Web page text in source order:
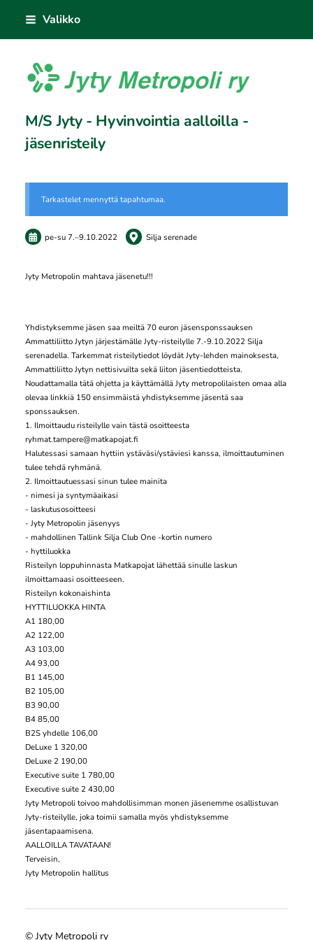
sisältöön
Valikko
Jyty Metropoli ry
M/S Jyty - Hyvinvointia aalloilla -
jäsenristeily
Tarkastelet mennyttä tapahtumaa.
pe-su7.–9.10.2022 Silja serenade
Jyty Metropolin mahtava jäsenetu!!!
Yhdistyksemme jäsen saa meiltä 70 euron jäsensponssauksen
Ammattiliitto Jytyn järjestämälle Jyty-risteilylle 7.-9.10.2022 Silja
serenadella. Tarkemmat risteilytiedot löydät Jyty-lehden mainoksesta,
Ammattiliitto Jytyn nettisivuilta sekä liiton jäsentiedotteista.
Noudattamalla tätä ohjetta ja käyttämällä Jyty metropolilaisten omaa alla
olevaa linkkiä 150 ensimmäistä yhdistyksemme jäsentä saa
sponssauksen.
1. Ilmoittaudu risteilylle vain tästä osoitteesta
ryhmat.tampere@matkapojat.fi
Halutessasi samaan hyttiin ystäväsi/ystäviesi kanssa, ilmoittautuminen
tulee tehdä ryhmänä.
2. Ilmoittautuessasi sinun tulee mainita
- nimesi ja syntymäaikasi
- laskutusosoitteesi
- Jyty Metropolin jäsenyys
- mahdollinen Tallink Silja Club One -kortin numero
- hyttiluokka
Risteilyn loppuhinnasta Matkapojat lähettää sinulle laskun
ilmoittamaasi osoitteeseen.
Risteilyn kokonaishinta
HYTTILUOKKA HINTA
A1 180,00
A2 122,00
A3 103,00
A4 93,00
B1 145,00
B2 105,00
B3 90,00
B4 85,00
B2S yhdelle 106,00
DeLuxe 1 320,00
DeLuxe 2 190,00
Executive suite 1 780,00
Executive suite 2 430,00
Jyty Metropoli toivoo mahdollisimman monen jäsenemme osallistuvan
Jyty-risteilylle, joka toimii samalla myös yhdistyksemme
jäsentapaamisena.
AALLOILLA TAVATAAN!
Terveisin,
Jyty Metropolin hallitus
© Jyty Metropoli ry